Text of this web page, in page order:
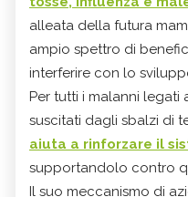
alleata della futura
ampio spettro di
interferire con lo
Per tutti i malanni
suscitati dagli sbalzi di
aiuta a rinforzare il
supportandolo contro
Il suo meccanismo di